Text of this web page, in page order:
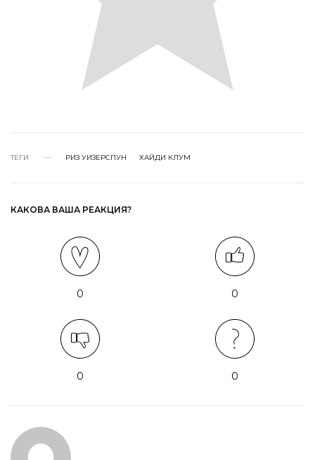
ТЕГИ РИЗ УИЗЕРСПУН ХАЙДИ КЛУМ
КАКОВА ВАША РЕАКЦИЯ?
0 0
0 0